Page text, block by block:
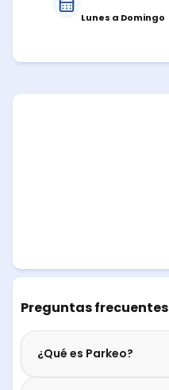
Lunes a Domingo
Preguntas frecuentes
¿Qué es Parkeo?